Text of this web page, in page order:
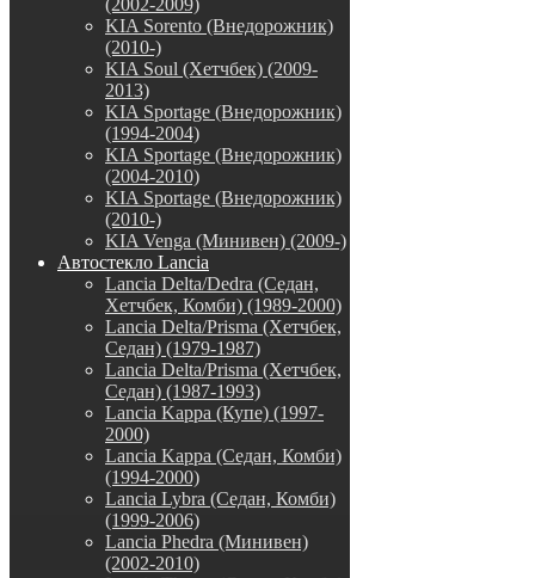
KIA Sorento (Внедорожник)
(2010-)
KIA Soul (Хетчбек) (2009-
2013)
KIA Sportage (Внедорожник)
(1994-2004)
KIA Sportage (Внедорожник)
(2004-2010)
KIA Sportage (Внедорожник)
(2010-)
KIA Venga (Минивен) (2009-)
Автостекло Lancia
Lancia Delta/Dedra (Седан,
Хетчбек, Комби) (1989-2000)
Lancia Delta/Prisma (Хетчбек,
Седан) (1979-1987)
Lancia Delta/Prisma (Хетчбек,
Седан) (1987-1993)
Lancia Kappa (Купе) (1997-
2000)
Lancia Kappa (Седан, Комби)
(1994-2000)
Lancia Lybra (Седан, Комби)
(1999-2006)
Lancia Phedra (Минивен)
(2002-2010)